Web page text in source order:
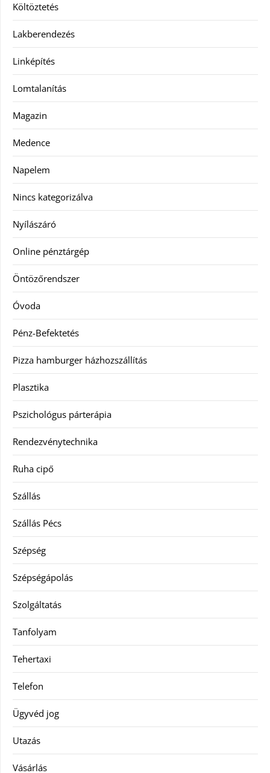
Költöztetés
Lakberendezés
Linképítés
Lomtalanítás
Magazin
Medence
Napelem
Nincs kategorizálva
Nyílászáró
Online pénztárgép
Öntözőrendszer
Óvoda
Pénz-Befektetés
Pizza hamburger házhozszállítás
Plasztika
Pszichológus párterápia
Rendezvénytechnika
Ruha cipő
Szállás
Szállás Pécs
Szépség
Szépségápolás
Szolgáltatás
Tanfolyam
Tehertaxi
Telefon
Ügyvéd jog
Utazás
Vásárlás